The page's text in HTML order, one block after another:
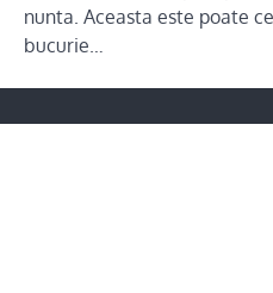
nunta. Aceasta este poate
bucurie…